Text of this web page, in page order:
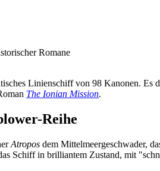
Romane
Linienschiff von 98 Kanonen. Es
The Ionian Mission.
Reihe
Atropos dem Mittelmeergeschwader,
Schiff in brilliantem Zustand, mit